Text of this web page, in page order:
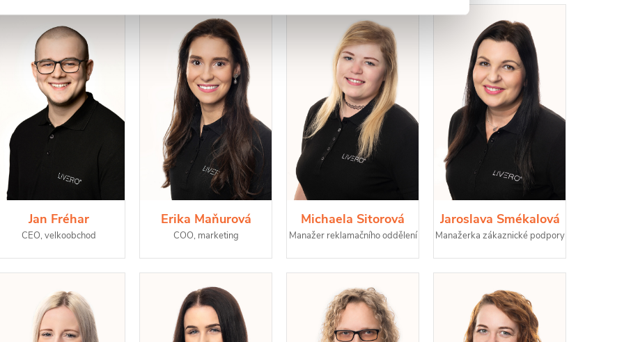
Jan Fréhar
CEO, velkoobchod
Erika Maňurová
COO, marketing
Michaela Sitorová
Manažer reklamačního oddělení
Jaroslava Smékalová
Manažerka zákaznické podpory